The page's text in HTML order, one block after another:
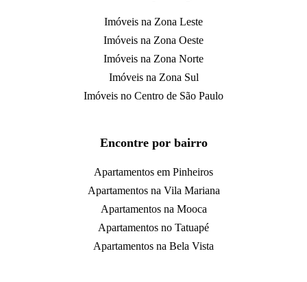
Imóveis na Zona Leste
Imóveis na Zona Oeste
Imóveis na Zona Norte
Imóveis na Zona Sul
Imóveis no Centro de São Paulo
Encontre por bairro
Apartamentos em Pinheiros
Apartamentos na Vila Mariana
Apartamentos na Mooca
Apartamentos no Tatuapé
Apartamentos na Bela Vista